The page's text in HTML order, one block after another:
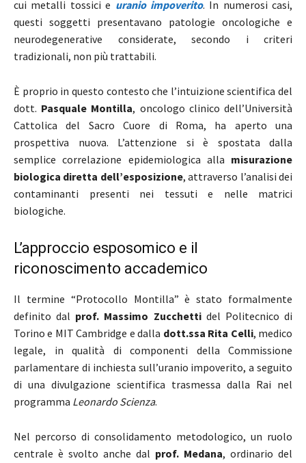
cui metalli tossici e uranio impoverito. In numerosi casi,
questi soggetti presentavano patologie oncologiche e
neurodegenerative considerate, secondo i criteri
tradizionali, non più trattabili.
È proprio in questo contesto che l’intuizione scientifica del
dott. Pasquale Montilla, oncologo clinico dell’Università
Cattolica del Sacro Cuore di Roma, ha aperto una
prospettiva nuova. L’attenzione si è spostata dalla
semplice correlazione epidemiologica alla misurazione
biologica diretta dell’esposizione, attraverso l’analisi dei
contaminanti presenti nei tessuti e nelle matrici
biologiche.
L’approccio esposomico e il
riconoscimento accademico
Il termine “Protocollo Montilla” è stato formalmente
definito dal prof. Massimo Zucchettidel Politecnico di
Torino e MIT Cambridge e dalla dott.ssa Rita Celli, medico
legale, in qualità di componenti della Commissione
parlamentare di inchiesta sull’uranio impoverito, a seguito
di una divulgazione scientifica trasmessa dalla Rai nel
programma Leonardo Scienza.
Nel percorso di consolidamento metodologico, un ruolo
centrale è svolto anche dal prof. Medana, ordinario del